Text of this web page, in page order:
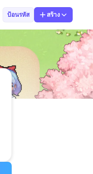
ป้อนรหัส สร้าง